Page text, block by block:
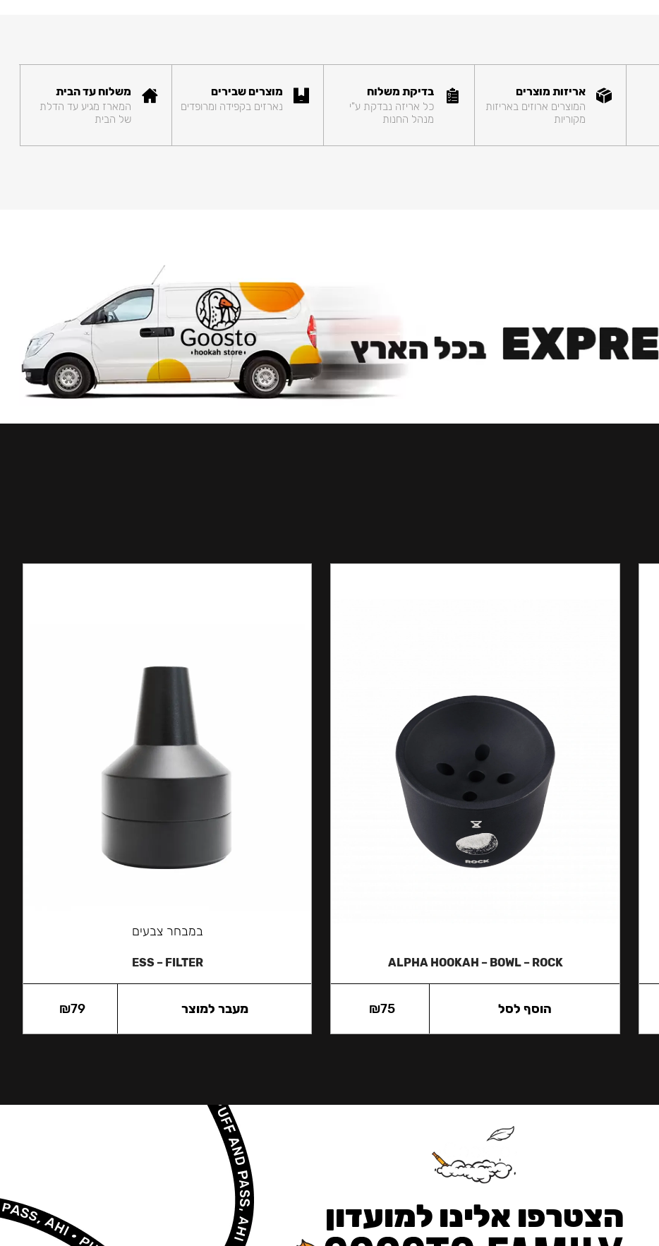
אריזות מוצרים
המוצרים ארוזים באריזות
מקוריות
בדיקת משלוח
כל אריזה נבדקת ע"י
מנהל החנות
מוצרים שבירים
נארזים בקפידה ומרופדים
משלוח עד הבית
המארז מגיע עד הדלת
של הבית
ALPHA HOOKAH – BOWL – ROCK
₪75 הוסף לסל
במבחר צבעים
ESS – FILTER
₪79 מעבר למוצר
הצטרפו אלינו למועדון